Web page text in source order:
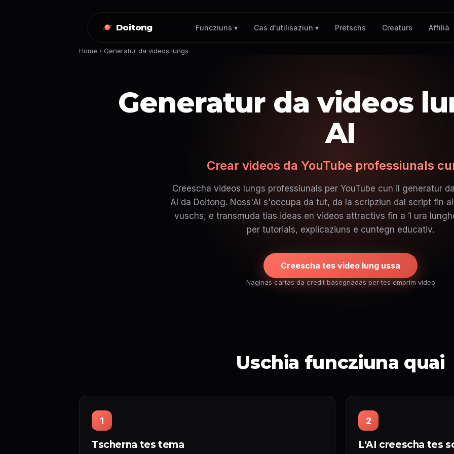
Doitong Funcziuns ▾ Cas d'utilisaziun ▾ Pretschs Creaturs Affilià
Home › Generatur da videos lungs
Generatur da videos
AI
Crear videos da YouTube professiunals
Creescha videos lungs professiunals per YouTube cun il generatur
AI da Doitong. Noss'AI s'occupa da tut, da la scripziun dal script fin
vuschs, e transmuda tias ideas en videos attractivs fin a 1 ura
per tutorials, explicaziuns e cuntegn educativ.
Creescha tes video lung ussa
Naginas cartas da credit basegnadas per tes emprim video
Uschia funcziuna quai
1
Tscherna tes tema
2
L'AI creescha tes